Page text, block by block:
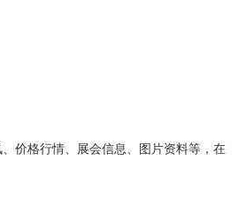
价格行情、展会信息、图片资料等，在